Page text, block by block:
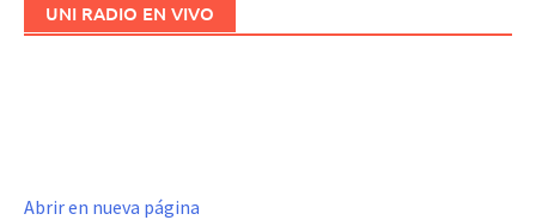
UNI RADIO EN VIVO
Abrir en nueva página